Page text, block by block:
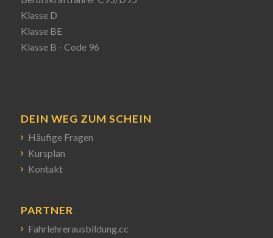
Klasse D
Klasse BE
Klasse B - Code 96
DEIN WEG ZUM SCHEIN
Häufige Fragen
Kursplan
Kontakt
PARTNER
Fahrlehrerausbildung.cc